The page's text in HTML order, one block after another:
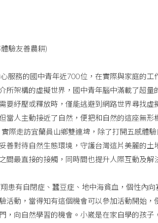
驗友善農耕)
服務的國中青年近700位，在實際與家庭的工
所架構的虛擬世界，國中青年腦中滿載了超
要紓壓或釋放時，僅能逃避到網路世界尋找
當人主動接近了自然，便把和自然的這座無
際走訪宜蘭員山鄉雙連埤，除了打開五感體
善對待自然生態環境，守護台灣這片美麗的
間最直接的接觸，同時間也提升人際互動及解
患有自閉症、蠶豆症、地中海貧血，個性內
活動，當得知有這個機會可以參加活動開始
，向自然學習的機會。小崴是在家自學的孩